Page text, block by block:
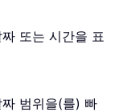
또는 시간을 표
범위을(를) 빠